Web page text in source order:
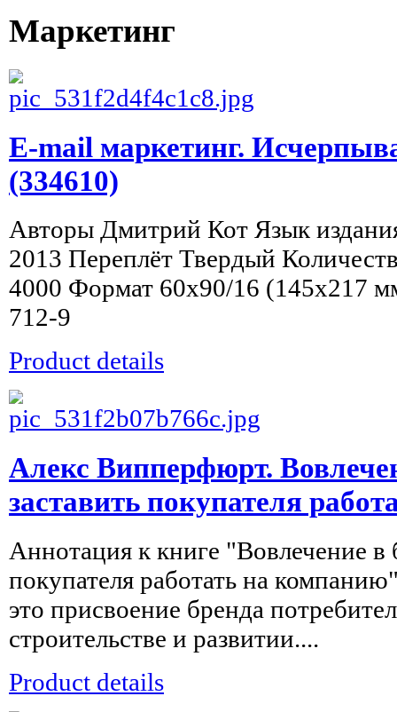
Маркетинг
E-mail маркетинг.
(334610)
Авторы Дмитрий Кот Язык
2013 Переплёт Твердый
4000 Формат 60x90/16 (145х217
712-9
Product details
Алекс Випперфюрт.
заставить покупателя
Аннотация к книге "Вовлечение в
покупателя работать на
это присвоение бренда
строительстве и развитии....
Product details